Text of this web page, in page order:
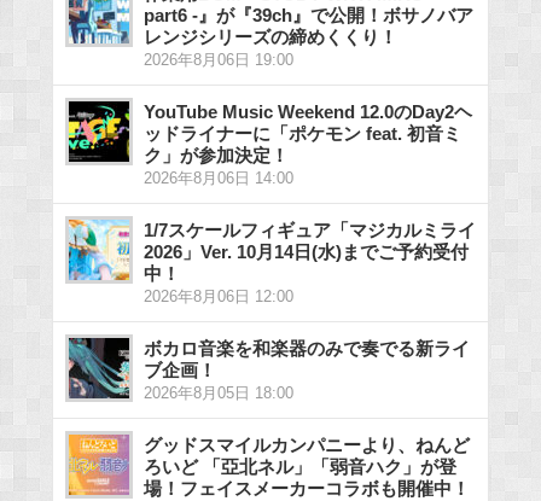
part6 -』が『39ch』で公開！ボサノバア
レンジシリーズの締めくくり！
2026年8月06日 19:00
YouTube Music Weekend 12.0のDay2ヘ
ッドライナーに「ポケモン feat. 初音ミ
ク」が参加決定！
2026年8月06日 14:00
1/7スケールフィギュア「マジカルミライ
2026」Ver. 10月14日(水)までご予約受付
中！
2026年8月06日 12:00
ボカロ音楽を和楽器のみで奏でる新ライ
ブ企画！
2026年8月05日 18:00
グッドスマイルカンパニーより、ねんど
ろいど 「亞北ネル」「弱音ハク」が登
場！フェイスメーカーコラボも開催中！